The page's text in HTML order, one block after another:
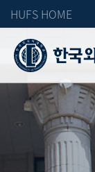
HUFS HOME